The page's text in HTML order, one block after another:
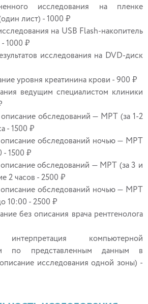
исследования на пленке
лист) - 1000 ₽
на USB Flash-накопитель
1000 ₽
исследования на DVD-диск
уровня креатинина крови - 900 ₽
ведущим специалистом клиники
обследований — МРТ (за 1-2
- 1500 ₽
обследований ночью — МРТ
- 1500 ₽
обследований — МРТ (за 3 и
2 часов - 2500 ₽
обследований ночью — МРТ
10:00 - 2500 ₽
без описания врача рентгенолога
компьютерной
по представленным данным в
исследования одной зоны) -